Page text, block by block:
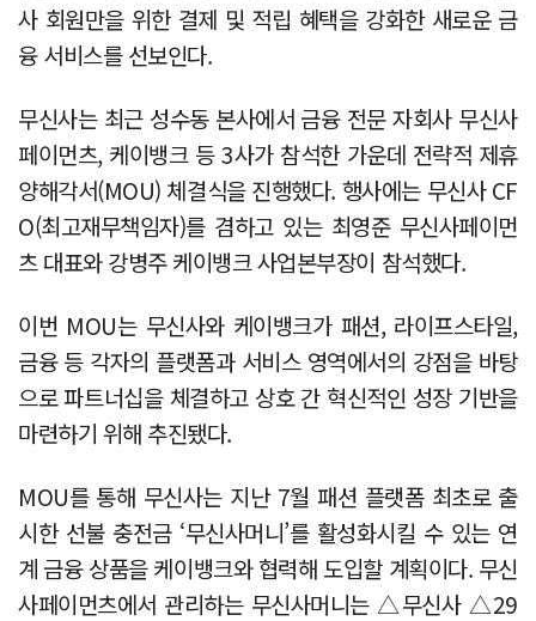
사 회원만을 위한 결제 및 적립 혜택을 강화한 새로운 금
융 서비스를 선보인다.
무신사는 최근 성수동 본사에서 금융 전문 자회사 무신사
페이먼츠, 케이뱅크 등 3사가 참석한 가운데 전략적 제휴
양해각서(MOU) 체결식을 진행했다. 행사에는 무신사 CF
O(최고재무책임자)를 겸하고 있는 최영준 무신사페이먼
츠 대표와 강병주 케이뱅크 사업본부장이 참석했다.
이번 MOU는 무신사와 케이뱅크가 패션, 라이프스타일,
금융 등 각자의 플랫폼과 서비스 영역에서의 강점을 바탕
으로 파트너십을 체결하고 상호 간 혁신적인 성장 기반을
마련하기 위해 추진됐다.
MOU를 통해 무신사는 지난 7월 패션 플랫폼 최초로 출
시한 선불 충전금 ‘무신사머니’를 활성화시킬 수 있는 연
계 금융 상품을 케이뱅크와 협력해 도입할 계획이다. 무신
사페이먼츠에서 관리하는 무신사머니는 △무신사 △29